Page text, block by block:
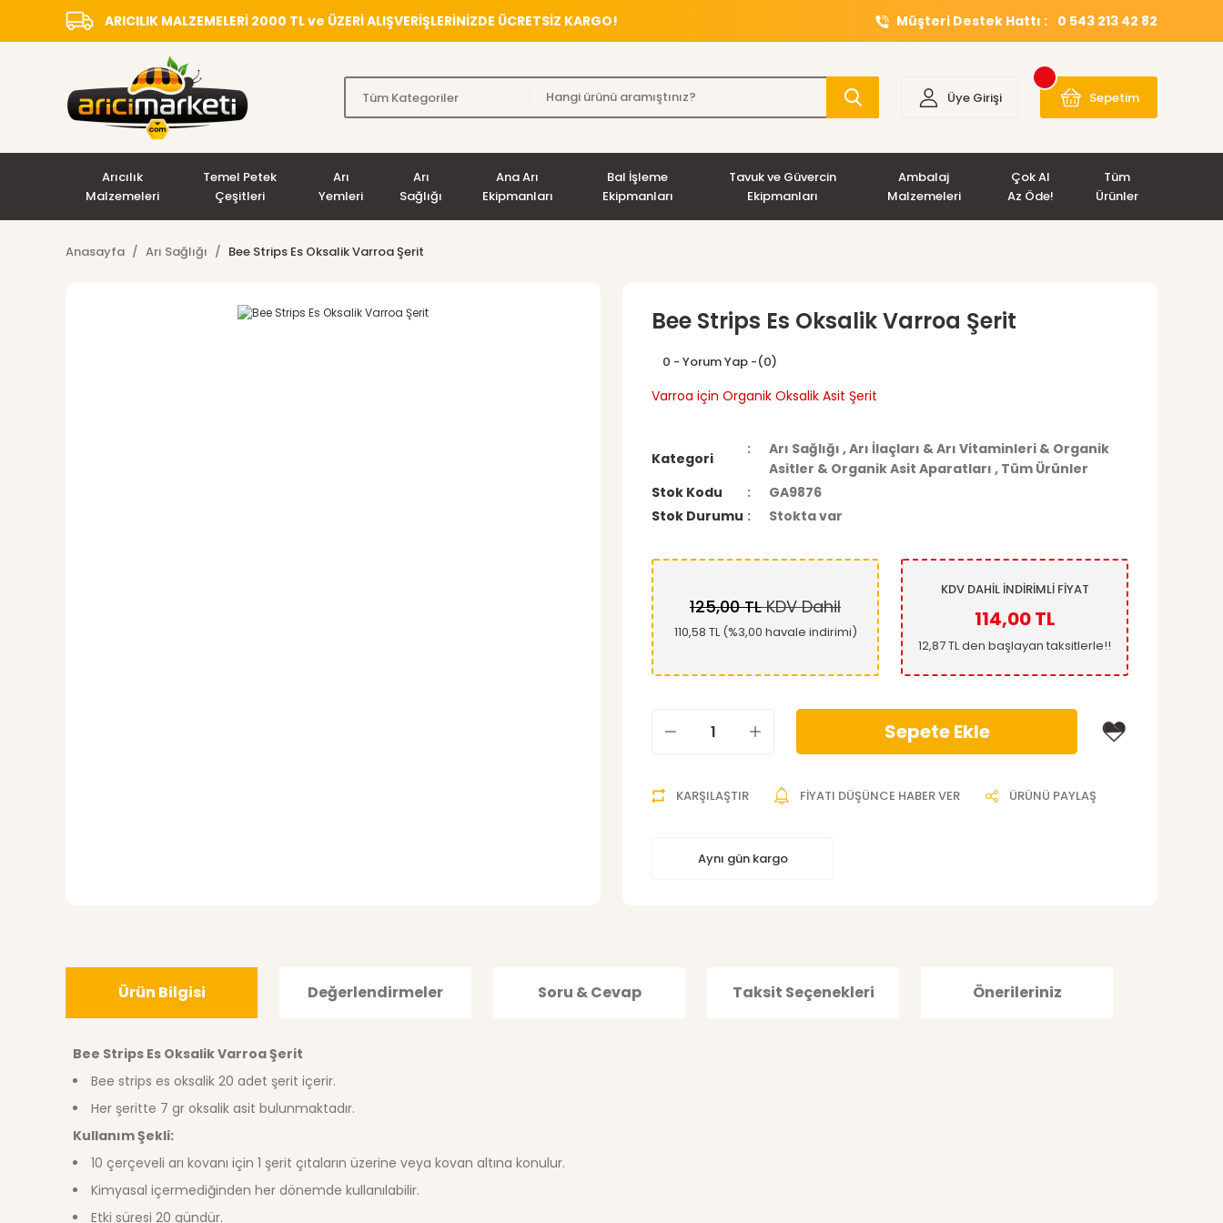
ARICILIK MALZEMELERİ 2000 TL ve ÜZERİ ALIŞVERİŞLERİNİZDE ÜCRETSİZ KARGO! Müşteri Destek Hattı : 0 543 213 42 82
Üye Girişi Sepetim
Arıcılık
Malzemeleri
Temel Petek
Çeşitleri
Arı
Yemleri
Arı
Sağlığı
Ana Arı
Ekipmanları
Bal İşleme
Ekipmanları
Tavuk ve Güvercin
Ekipmanları
Ambalaj
Malzemeleri
Çok Al
Az Öde!
Tüm
Ürünler
Anasayfa Arı Sağlığı Bee Strips Es Oksalik Varroa Şerit
Bee Strips Es Oksalik Varroa Şerit
0 - Yorum Yap -(0)
Varroa için Organik Oksalik Asit Şerit
Kategori
Arı Sağlığı ,Arı İlaçları & Arı Vitaminleri & Organik
Asitler & Organik Asit Aparatları , Tüm Ürünler
Stok Kodu
GA9876
Stok Durumu
Stokta var
125,00 TLKDV Dahil
110,58 TL (%3,00 havale indirimi)
KDV DAHİL İNDİRİMLİ FİYAT
114,00 TL
12,87 TL den başlayan taksitlerle!!
Sepete Ekle
KARŞILAŞTIR FİYATI DÜŞÜNCE HABER VER ÜRÜNÜ PAYLAŞ
Aynı gün kargo
Ürün Bilgisi Değerlendirmeler Soru & Cevap Taksit Seçenekleri Önerileriniz
Bee Strips Es Oksalik Varroa Şerit
Bee strips es oksalik 20 adet şerit içerir.
Her şeritte 7 gr oksalik asit bulunmaktadır.
Kullanım Şekli:
10 çerçeveli arı kovanı için 1 şerit çıtaların üzerine veya kovan altına konulur.
Kimyasal içermediğinden her dönemde kullanılabilir.
Etki süresi 20 gündür.